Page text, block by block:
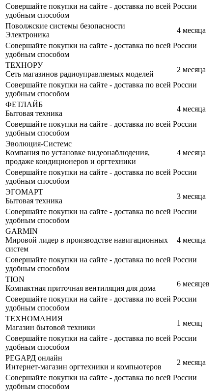
Совершайте покупки на сайте - доставка по всей России
удобным способом
Поволжские системы безопасности
Электроника
4 месяца
Совершайте покупки на сайте - доставка по всей России
удобным способом
ТЕХНОРУ
Сеть магазинов радиоуправляемых моделей
2 месяца
Совершайте покупки на сайте - доставка по всей России
удобным способом
ФЕТЛАЙБ
Бытовая техника
4 месяца
Совершайте покупки на сайте - доставка по всей России
удобным способом
Эволюция-Системс
Компания по установке видеонаблюдения,
продаже кондиционеров и оргтехники
4 месяца
Совершайте покупки на сайте - доставка по всей России
удобным способом
ЭГОМАРТ
Бытовая техника
3 месяца
Совершайте покупки на сайте - доставка по всей России
удобным способом
GARMIN
Мировой лидер в производстве навигационных
систем
4 месяца
Совершайте покупки на сайте - доставка по всей России
удобным способом
TION
Компактная приточная вентиляция для дома
6 месяцев
Совершайте покупки на сайте - доставка по всей России
удобным способом
ТЕХНОМАНИЯ
Магазин бытовой техники
1 месяц
Совершайте покупки на сайте - доставка по всей России
удобным способом
РЕGАРД онлайн
Интернет-магазин оргтехники и компьютеров
2 месяца
Совершайте покупки на сайте - доставка по всей России
удобным способом